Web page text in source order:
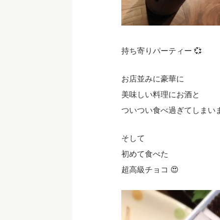
持ち寄りパーティー 💞
お店並みに豪華に
美味しい料理にお酒と
ついつい食べ過ぎてしまい
そして
初めて食べた
超高級チョコ 😍